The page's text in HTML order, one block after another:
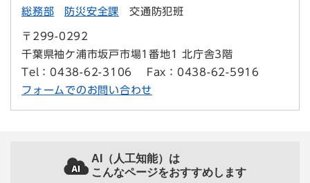
総務部 防災安全課 交通防犯班
〒299-0292
千葉県袖ケ浦市坂戸市場1番地1 北庁舎3階
Tel：0438-62-3106
Fax：0438-62-5916
フォームでのお問い合わせ
AI（人工知能）は
こんなページをおすすめします